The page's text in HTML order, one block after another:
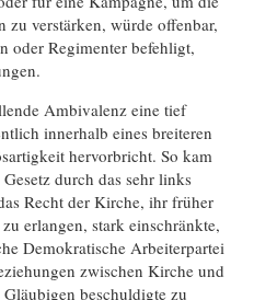
verstärken, würde offenbar,
oder Regimenter befehligt,
Ambivalenz eine tief
innerhalb eines breiteren
hervorbricht. So kam
durch das sehr links
Recht der Kirche, ihr früher
erlangen, stark einschränkte,
Demokratische Arbeiterpartei
zwischen Kirche und
beschuldigte zu